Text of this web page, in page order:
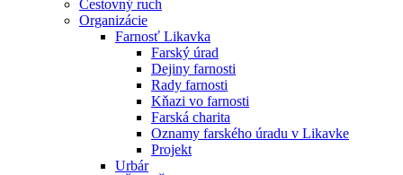
Cestovný ruch
Organizácie
Farnosť Likavka
Farský úrad
Dejiny farnosti
Rady farnosti
Kňazi vo farnosti
Farská charita
Oznamy farského úradu v Likavke
Projekt
Urbár